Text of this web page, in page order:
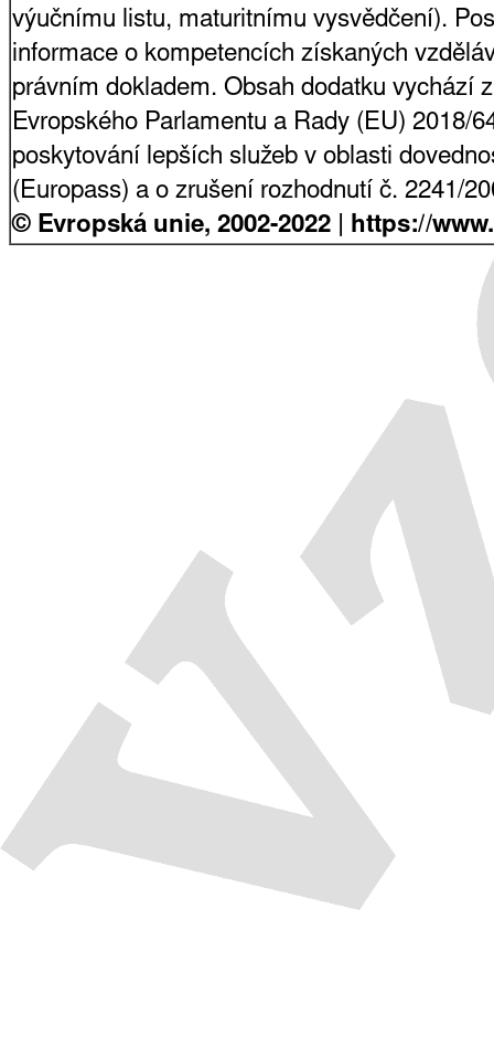
výučnímu listu, maturitnímu vysvědčení).
informace o kompetencích získaných
právním dokladem. Obsah dodatku vychází
Evropského Parlamentu a Rady (EU) 2018/
poskytování lepších služeb v oblasti
(Europass) a o zrušení rozhodnutí č. 2241/
© Evropská unie, 2002-2022 | https://